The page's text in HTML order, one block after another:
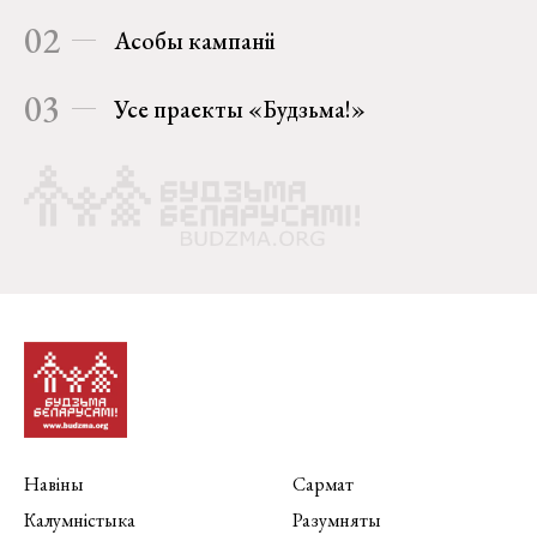
02 Асобы кампаніі
03 Усе праекты «Будзьма!»
Навіны
Калумністыка
Сармат
Разумняты